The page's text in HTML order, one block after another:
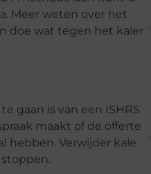
Meer weten over het
doe wat tegen het kaler
gaan is van een ISHRS
maakt of de offerte
hebben. Verwijder kale